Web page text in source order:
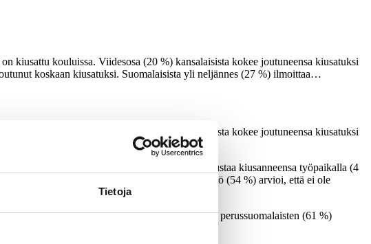
Tietoja
kiusattu kouluissa. Viidesosa (20 %) kansalaisista kokee joutuneensa kiusatuksi
koskaan kiusatuksi. Suomalaisista yli neljännes (27 %) ilmoittaa…
kiusattu kouluissa. Viidesosa (20 %) kansalaisista kokee joutuneensa kiusatuksi
koskaan kiusatuksi.
(21 %). Melko pieni osa kansalaisista tunnustaa kiusanneensa työpaikalla (4
useammin kuin varttuneemmat. Enemmistö (54 %) arvioi, että ei ole
Vihreiden (76 %), vasemmistoliiton (70 %) ja perussuomalaisten (61 %)
kannattajat.